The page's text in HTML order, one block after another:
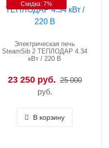
Скидка: 7%
Электрическая печь
SteamSib 2 ТЕПЛОДАР 4.34
кВт / 220 В
23 250 руб. 25 000
руб.
В корзину